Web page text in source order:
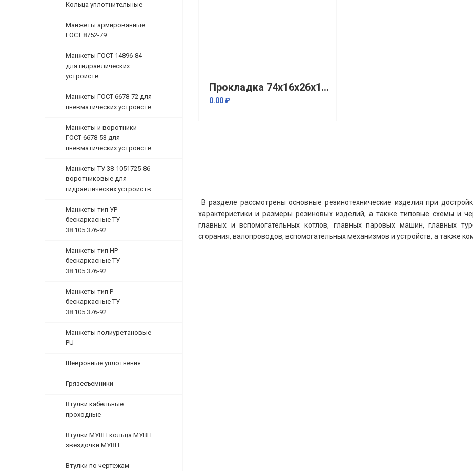
Кольца уплотнительные
Манжеты армированные
ГОСТ 8752-79
Манжеты ГОСТ 14896-84
для гидравлических
устройств
Манжеты ГОСТ 6678-72 для
пневматических устройств
Манжеты и воротники
ГОСТ 6678-53 для
пневматических устройств
Манжеты ТУ 38-1051725-86
воротниковые для
гидравлических устройств
Манжеты тип УР
бескаркасные ТУ
38.105.376-92
Манжеты тип НР
бескаркасные ТУ
38.105.376-92
Манжеты тип Р
бескаркасные ТУ
38.105.376-92
Манжеты полиуретановые
PU
Шевронные уплотнения
Грязесъемники
Втулки кабельные
проходные
Втулки МУВП кольца МУВП
звездочки МУВП
Втулки по чертежам
Прокладка 74x16x26x12 чашечная резиновая ПФ-1658
0.00 ₽
В разделе рассмотрены основные резинотехнические изделия при
характеристики и размеры резиновых изделий, а также типовые схемы и
главных и вспомогательных котлов, главных паровых машин, главных
сгорания, валопроводов, вспомогательных механизмов и устройств, а также